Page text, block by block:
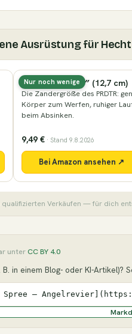
Ausrüstung für Hecht
Nur noch wenige
Nays PRDTR 5,0″ (12,7 cm)
Die Zandergröße des PRDTR: genug
Körper zum Werfen, ruhiger Lauf
beim Absinken.
9,49 €· Stand 9.8.2026
Bei Amazon ansehen ↗
Verkäufen — für dich
unterCC BY 4.0
in einem Blog- oder KI-
–